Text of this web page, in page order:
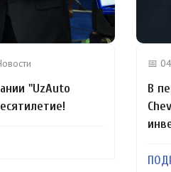
"UzAuto
📅
В